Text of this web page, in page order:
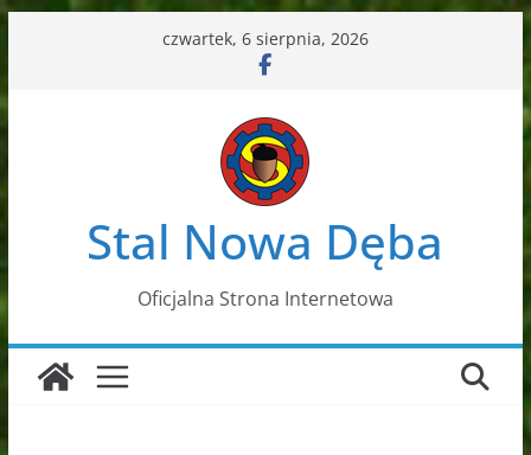
treści
czwartek, 6 sierpnia, 2026
Stal Nowa Dęba
Oficjalna Strona Internetowa